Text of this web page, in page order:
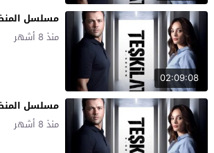
02:09:08
مسلسل
منذ 8 أشهر
مسلسل
منذ 8 أشهر